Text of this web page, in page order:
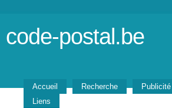
code-postal.be
Accueil Recherche Publicité
Liens